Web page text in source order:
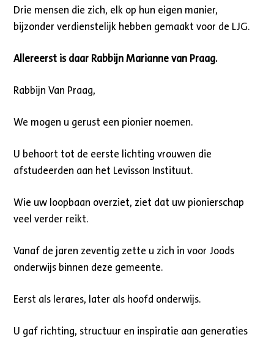
Drie mensen die zich, elk op hun eigen manier,
bijzonder verdienstelijk hebben gemaakt voor de LJG.
Allereerst is daar Rabbijn Marianne van Praag.
Rabbijn Van Praag,
We mogen u gerust een pionier noemen.
U behoort tot de eerste lichting vrouwen die
afstudeerden aan het Levisson Instituut.
Wie uw loopbaan overziet, ziet dat uw pionierschap
veel verder reikt.
Vanaf de jaren zeventig zette u zich in voor Joods
onderwijs binnen deze gemeente.
Eerst als lerares, later als hoofd onderwijs.
U gaf richting, structuur en inspiratie aan generaties